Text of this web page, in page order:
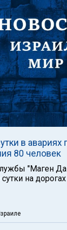
в авариях
80 человек
"Маген
сутки на